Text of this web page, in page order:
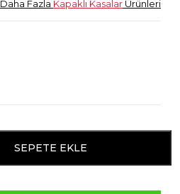
Daha Fazla Kapaklı Kasalar Ürünleri
SEPETE EKLE